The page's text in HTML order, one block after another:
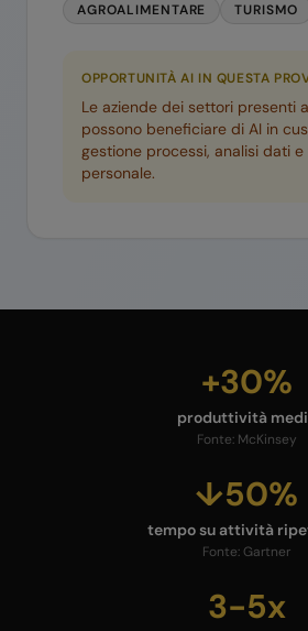
AGROALIMENTARE
TURISMO
OPPORTUNITÀ AI IN QUESTA
Le aziende dei settori presenti a
possono beneficiare di AI in
gestione processi, analisi dati
personale.
+30%
produttività
Fonte: McKinsey
↓50%
tempo su attività
Fonte: Gartner
3-5x